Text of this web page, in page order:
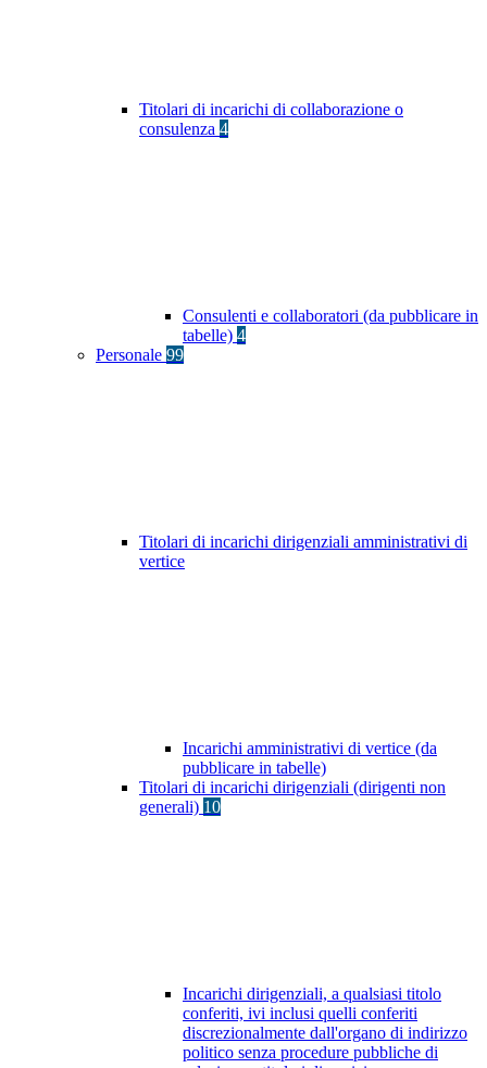
Titolari di incarichi di collaborazione o
consulenza 4
Consulenti e collaboratori (da pubblicare in
tabelle) 4
Personale 99
Titolari di incarichi dirigenziali amministrativi di
vertice
Incarichi amministrativi di vertice (da
pubblicare in tabelle)
Titolari di incarichi dirigenziali (dirigenti non
generali) 10
Incarichi dirigenziali, a qualsiasi titolo
conferiti, ivi inclusi quelli conferiti
discrezionalmente dall'organo di indirizzo
politico senza procedure pubbliche di